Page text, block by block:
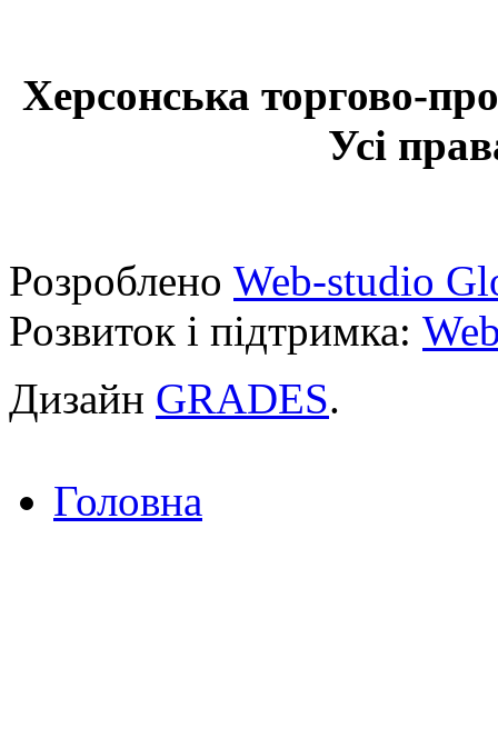
Херсонська торгово-
Усі
Розроблено Web-studio
Розвиток і підтримка:
Дизайн GRADES.
Головна